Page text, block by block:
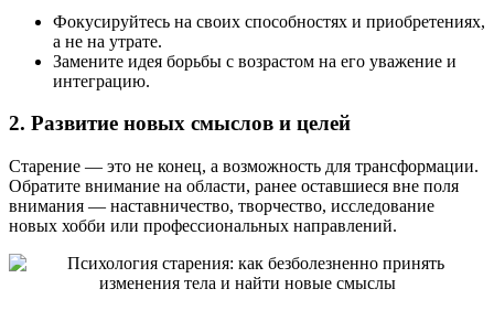
Фокусируйтесь на своих способностях и приобретениях,
а не на утрате.
Замените идея борьбы с возрастом на его уважение и
интеграцию.
2. Развитие новых смыслов и целей
Старение — это не конец, а возможность для трансформации.
Обратите внимание на области, ранее оставшиеся вне поля
внимания — наставничество, творчество, исследование
новых хобби или профессиональных направлений.